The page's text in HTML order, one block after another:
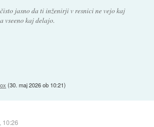
jasno da ti inženirji v resnici ne vejo kaj
vseeno kaj delajo.
(30. maj 2026 ob 10:21)
10:26